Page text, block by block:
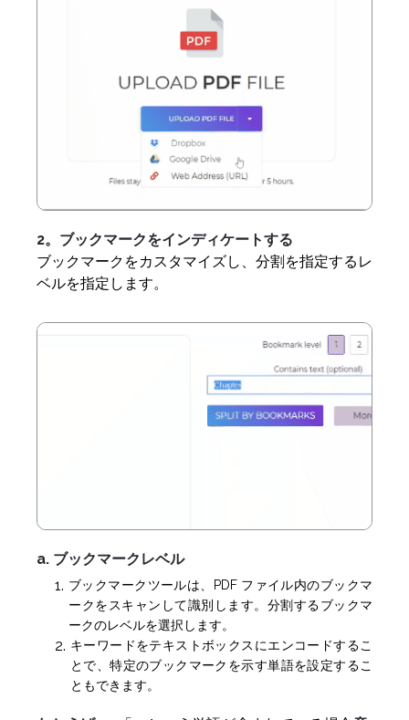
2。ブックマークをインディケートする
ブックマークをカスタマイズし、分割を指定するレ
ベルを指定します。
a. ブックマークレベル
ブックマークツールは、PDF ファイル内のブックマ
ークをスキャンして識別します。分割するブックマ
ークのレベルを選択します。
キーワードをテキストボックスにエンコードするこ
とで、特定のブックマークを示す単語を設定するこ
ともできます。